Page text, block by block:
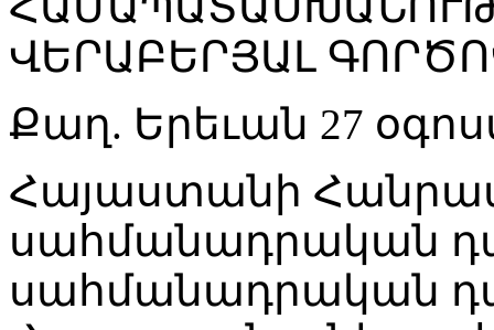
ՎԵՐԱԲԵՐՅԱԼ
Քաղ. Երեւան 27
Հայաստանի
սահմանադրական
սահմանադրական